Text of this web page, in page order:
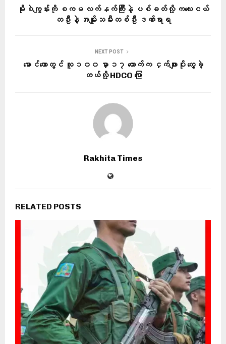
မိုးစဲကျွန်းကို စကမ လက်နက်ကြီးနဲ့ ပစ်ခတ်လို့ ကလေးငယ်
တဦးနဲ့ အမျိုးသမီးတစ်ဦး ဒဏ်ရာရ
NEXT POST
မောင်တောတွင် လူ ၁၀၀ မှာ ၁၇ ယောက်က ငှက်ဖျားပိုး တွေ့ခဲ့
တယ်လို့ HDCO ပြော
Rakhita Times
RELATED POSTS